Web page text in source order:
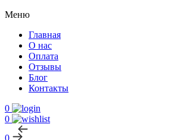
Меню
Главная
О нас
Оплата
Отзывы
Блог
Контакты
0
0
0